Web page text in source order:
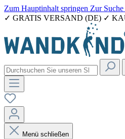
Zum Hauptinhalt springen Zur
✓ GRATIS VERSAND (DE) ✓
Menü schließen